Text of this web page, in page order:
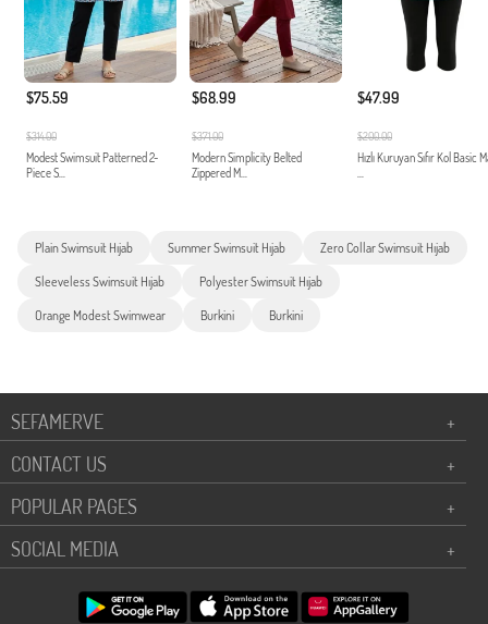
$75.59
$314.00
Modest Swimsuit Patterned 2-
Piece S...
$68.99
$371.00
Modern Simplicity Belted
Zippered M...
$47.99
$200.00
Hızlı Kuruyan Sıfır Kol Basic
...
Plain Swimsuit Hıjab Summer Swimsuit Hıjab Zero Collar Swimsuit Hıjab
Sleeveless Swimsuit Hıjab Polyester Swimsuit Hıjab
Orange Modest Swimwear Burkini Burkini
SEFAMERVE
+
CONTACT US
+
POPULAR PAGES
+
SOCIAL MEDIA
+